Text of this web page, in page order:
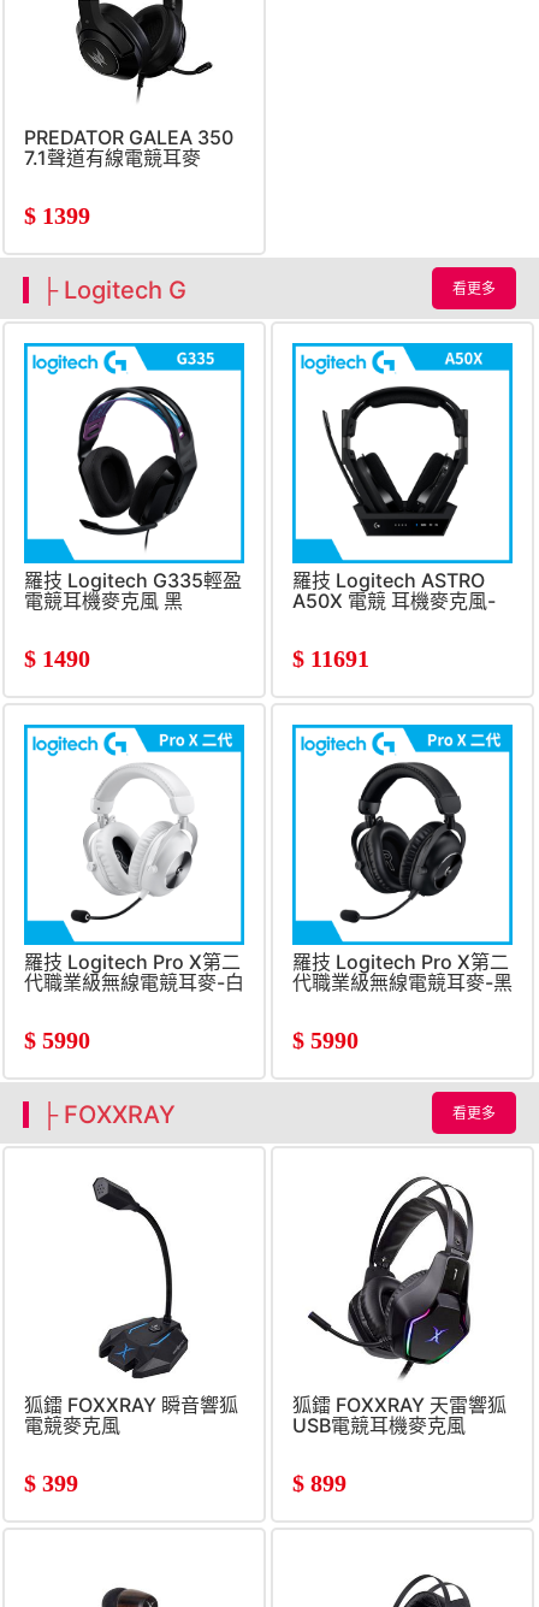
PREDATOR GALEA 350
7.1聲道有線電競耳麥
$ 1399
├ Logitech G 看更多
羅技 Logitech G335輕盈
電競耳機麥克風 黑
$ 1490
羅技 Logitech ASTRO
A50X 電競 耳機麥克風-
$ 11691
羅技 Logitech Pro X第二
代職業級無線電競耳麥-白
$ 5990
羅技 Logitech Pro X第二
代職業級無線電競耳麥-黑
$ 5990
├ FOXXRAY 看更多
狐鐳 FOXXRAY 瞬音響狐
電競麥克風
$ 399
狐鐳 FOXXRAY 天雷響狐
USB電競耳機麥克風
$ 899